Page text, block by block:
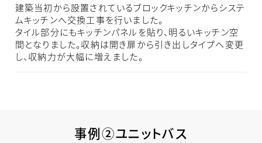
建築当初から設置されているブロックキッチンからシステ
ムキッチンへ交換工事を行いました。
タイル部分にもキッチンパネルを貼り、明るいキッチン空
間となりました。収納は開き扉から引き出しタイプへ変更
し、収納力が大幅に増えました。
事例②ユニットバス